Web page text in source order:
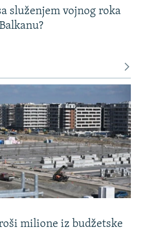
služenjem vojnog roka
milione iz budžetske